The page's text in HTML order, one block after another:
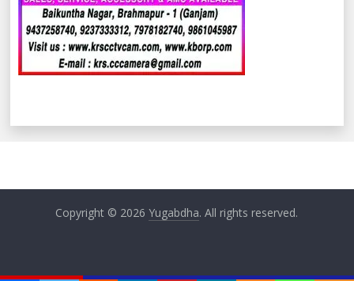
Copyright © 2026Yugabdha. All rights reserved.